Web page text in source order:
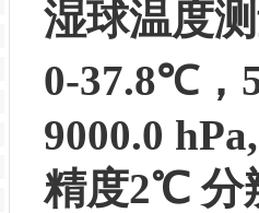
湿球温度
0-37.8℃，
9000.0
精度2℃ 分